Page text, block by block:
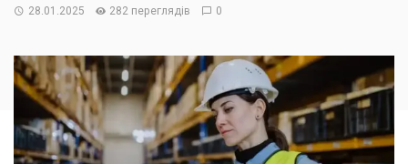
28.01.2025 282 переглядів 0